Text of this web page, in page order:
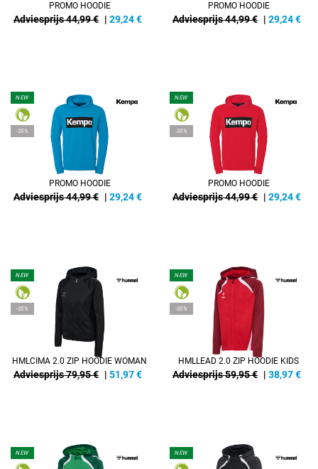
PROMO HOODIE
Adviesprijs 44,99 € | 29,24€
PROMO HOODIE
Adviesprijs 44,99 € | 29,24€
NEW
-35%
PROMO HOODIE
Adviesprijs 44,99 € | 29,24€
NEW
-35%
PROMO HOODIE
Adviesprijs 44,99 € | 29,24€
NEW
-35%
HMLCIMA 2.0 ZIP HOODIE WOMAN
Adviesprijs 79,95 € | 51,97€
NEW
-35%
HMLLEAD 2.0 ZIP HOODIE KIDS
Adviesprijs 59,95 € | 38,97€
NEW NEW